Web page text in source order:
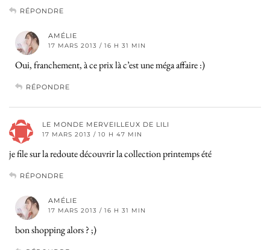
RÉPONDRE
AMÉLIE
17 MARS 2013 / 16 H 31 MIN
Oui, franchement, à ce prix là c’est une méga affaire :)
RÉPONDRE
LE MONDE MERVEILLEUX DE LILI
17 MARS 2013 / 10 H 47 MIN
je file sur la redoute découvrir la collection printemps été
RÉPONDRE
AMÉLIE
17 MARS 2013 / 16 H 31 MIN
bon shopping alors ? ;)